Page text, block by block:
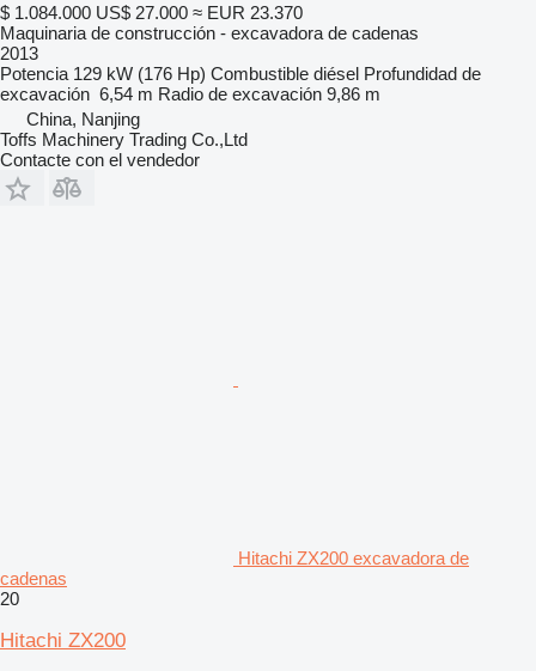
$ 1.084.000 US$ 27.000 ≈ EUR 23.370
Maquinaria de construcción - excavadora de cadenas
2013
Potencia 129 kW (176 Hp) Combustible diésel Profundidad de
excavación 6,54 m Radio de excavación 9,86 m
China, Nanjing
Toffs Machinery Trading Co.,Ltd
Contacte con el vendedor
Hitachi ZX200 excavadora de
cadenas
20
Hitachi ZX200